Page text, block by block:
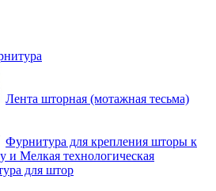
Лента шторная (мотажная тесьма)
Фурнитура для крепления шторы к
и Мелкая технологическая
для штор